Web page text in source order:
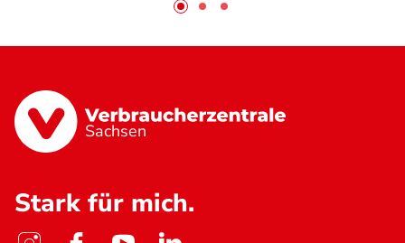
Sachsen
Stark für mich.